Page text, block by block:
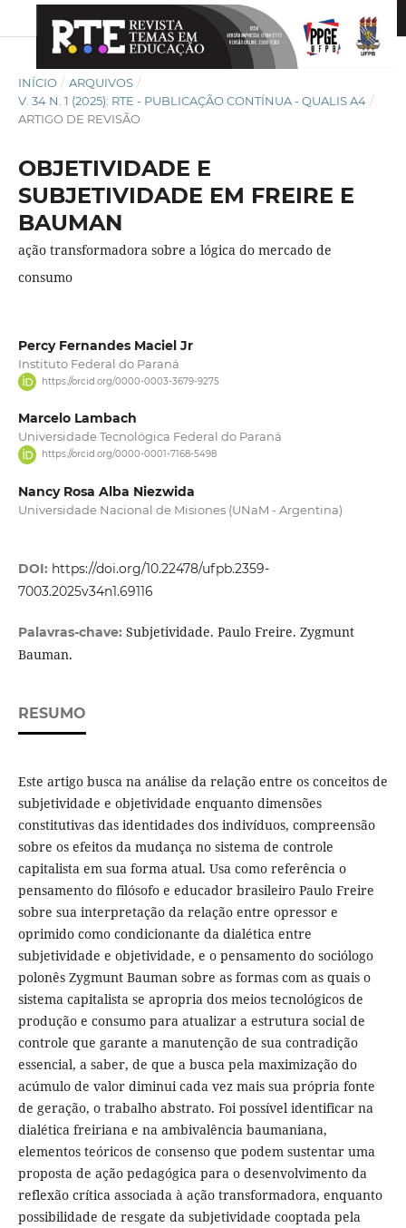
INÍCIO / ARQUIVOS /
V. 34 N. 1 (2025): RTE - PUBLICAÇÃO CONTÍNUA - QUALIS A4 /
ARTIGO DE REVISÃO
OBJETIVIDADE E
SUBJETIVIDADE EM FREIRE E
BAUMAN
ação transformadora sobre a lógica do mercado de
consumo
Percy Fernandes Maciel Jr
Instituto Federal do Paraná
https://orcid.org/0000-0003-3679-9275
Marcelo Lambach
Universidade Tecnológica Federal do Paraná
https://orcid.org/0000-0001-7168-5498
Nancy Rosa Alba Niezwida
Universidade Nacional de Misiones (UNaM - Argentina)
DOI: https://doi.org/10.22478/ufpb.2359-
7003.2025v34n1.69116
Palavras-chave: Subjetividade. Paulo Freire. Zygmunt
Bauman.
RESUMO
Este artigo busca na análise da relação entre os conceitos de
subjetividade e objetividade enquanto dimensões
constitutivas das identidades dos indivíduos, compreensão
sobre os efeitos da mudança no sistema de controle
capitalista em sua forma atual. Usa como referência o
pensamento do filósofo e educador brasileiro Paulo Freire
sobre sua interpretação da relação entre opressor e
oprimido como condicionante da dialética entre
subjetividade e objetividade, e o pensamento do sociólogo
polonês Zygmunt Bauman sobre as formas com as quais o
sistema capitalista se apropria dos meios tecnológicos de
produção e consumo para atualizar a estrutura social de
controle que garante a manutenção de sua contradição
essencial, a saber, de que a busca pela maximização do
acúmulo de valor diminui cada vez mais sua própria fonte
de geração, o trabalho abstrato. Foi possível identificar na
dialética freiriana e na ambivalência baumaniana,
elementos teóricos de consenso que podem sustentar uma
proposta de ação pedagógica para o desenvolvimento da
reflexão crítica associada à ação transformadora, enquanto
possibilidade de resgate da subjetividade cooptada pela